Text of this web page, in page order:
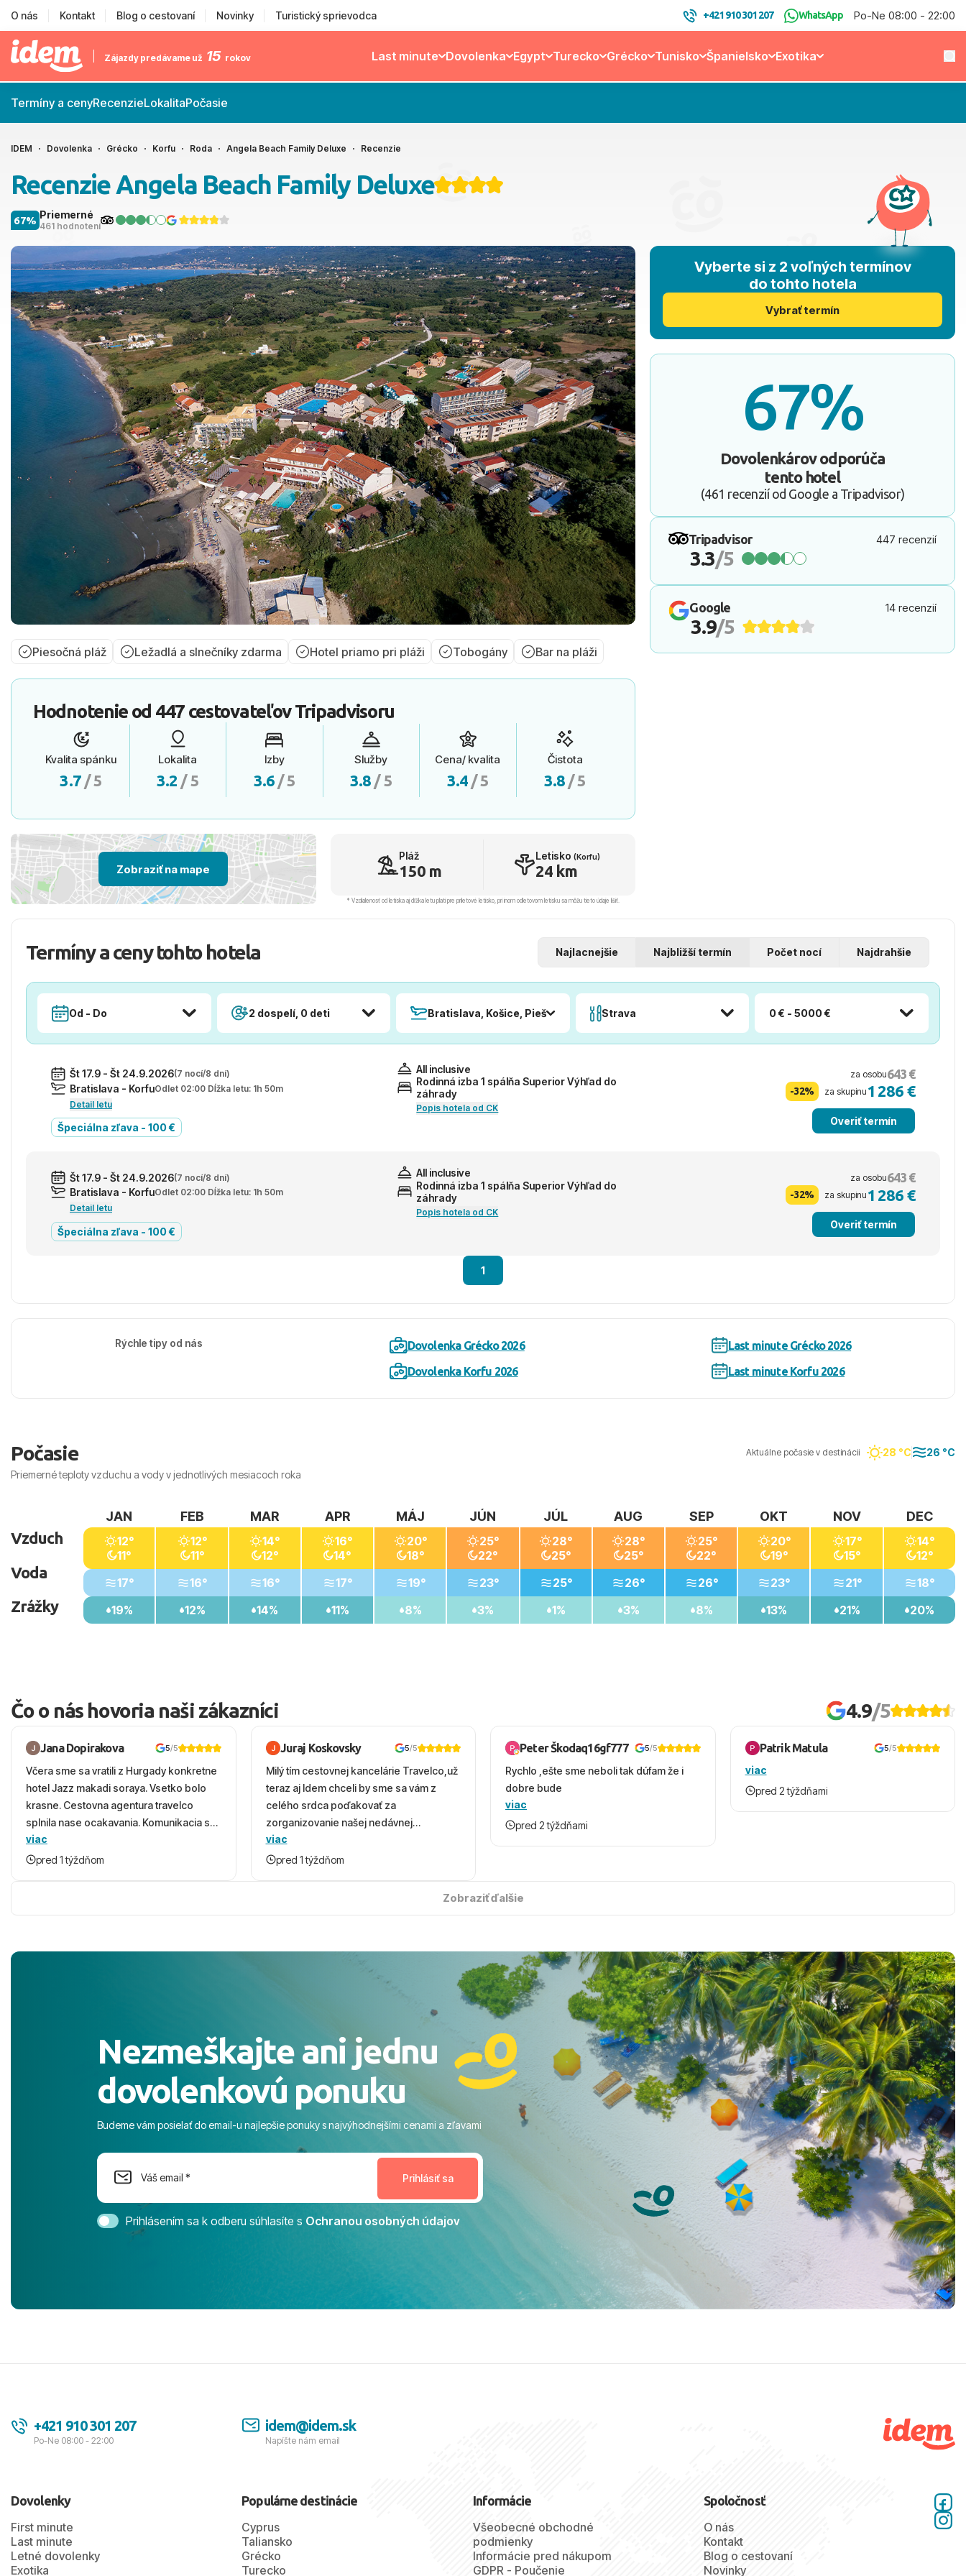
O nás Kontakt Blog o cestovaní Novinky Turistický sprievodca +421 910 301 207 WhatsApp Po-Ne 08:00 - 22:00
Zájazdy predávame už 15 rokov Last minute Dovolenka Egypt Turecko Grécko Tunisko Španielsko Exotika
Termíny a cenyRecenzieLokalitaPočasie
IDEM Dovolenka Grécko Korfu Roda Angela Beach Family Deluxe Recenzie
Recenzie Angela Beach Family Deluxe
Priemerné
461 hodnotení
67%
Piesočná pláž Ležadlá a slnečníky zdarma Hotel priamo pri pláži Tobogány Bar na pláži
Vyberte si z 2 voľných termínov
do tohto hotela
Vybrať termín
67%
Dovolenkárov odporúča
tento hotel
(461 recenzií od Google a Tripadvisor)
Tripadvisor 447 recenzií
3.3/5
Google 14 recenzií
3.9/5
Hodnotenie od 447 cestovateľovTripadvisoru
Kvalita spánku
3.7 / 5
Lokalita
3.2 / 5
Izby
3.6 / 5
Služby
3.8 / 5
Cena/ kvalita
3.4 / 5
Čistota
3.8 / 5
Zobraziť na mape
Pláž
150 m
Letisko (Korfu)
24 km
* Vzdialenosť od letiska aj dľžka letu platí pre príletové letisko, pri inom odletovom letisku sa môžu tieto údaje líšiť.
Termíny a ceny tohto hotela Najlacnejšie Najbližší termín Počet nocí Najdrahšie
Od - Do 2 dospelí, 0 deti Bratislava, Košice, Piešťany, PopradStrava 0 € - 5000 €
Št 17.9 - Št 24.9.2026(7 nocí/8 dní)
Bratislava - KorfuOdlet 02:00 Dĺžka letu: 1h 50m
Detail letu
All inclusive
Rodinná izba 1 spálňa Superior Výhľad do
záhrady
Popis hotela od CK
Špeciálna zľava - 100 €
za osobu643 €
-32% za skupinu 1 286 €
Overiť termín
Št 17.9 - Št 24.9.2026(7 nocí/8 dní)
Bratislava - KorfuOdlet 02:00 Dĺžka letu: 1h 50m
Detail letu
All inclusive
Rodinná izba 1 spálňa Superior Výhľad do
záhrady
Popis hotela od CK
Špeciálna zľava - 100 €
za osobu643 €
-32% za skupinu 1 286 €
Overiť termín
1
Rýchle tipy od nás Dovolenka Grécko 2026
Last minute Grécko 2026
Dovolenka Korfu 2026
Last minute Korfu 2026
Počasie
Priemerné teploty vzduchu a vody v jednotlivých mesiacoch roka
Aktuálne počasie v destinácii 28 °C 26 °C
Vzduch
Voda
Zrážky
JAN
12°
11°
17°
19%
FEB
12°
11°
16°
12%
MAR
14°
12°
16°
14%
APR
16°
14°
17°
11%
MÁJ
20°
18°
19°
8%
JÚN
25°
22°
23°
3%
JÚL
28°
25°
25°
1%
AUG
28°
25°
26°
3%
SEP
25°
22°
26°
8%
OKT
20°
19°
23°
13%
NOV
17°
15°
21°
21%
DEC
14°
12°
18°
20%
Čo o nás hovoria naši zákazníci 4.9/5
Jana Dopirakova 5/5
Včera sme sa vratili z Hurgady konkretne
hotel Jazz makadi soraya. Vsetko bolo
krasne. Cestovna agentura travelco
splnila nase ocakavania. Komunikacia s
panom Michalinom uzasna a napomocna.
Vsetko vysvetlil aj vo vecernych hodinach
viac
pred 1 týždňom
Juraj Koskovsky 5/5
Milý tím cestovnej kancelárie Travelco,už
teraz aj Idem chceli by sme sa vám z
celého srdca poďakovať za
zorganizovanie našej nedávnej
dovolenky v Turecku. Vďaka vám sme
prežili nádherný čas, na ktorý budeme
čierneho! ​Čo nás dostalo najviac: ​Skvelé
ochotní a starostliví ľudia. ​Gastro zážitok:
celého dňa. ​Areál a pláž: Nádherné, čisté
prostredie, veľa zelene a udržiavaná pláž
s pozvoľným vstupom do mora a teple
more. ​Program: Skvelé animácie a
na moment nenudil, no zároveň bol
dostatok priestoru na dokonalý relax. ​
Magic Life Jacaranda môžeme s čistým
svedomím odporučiť každému, kto hľadá
bezstarostnú dovolenku na vysokej
úrovni. Všetko bolo zabezpečené na
tešíme, kam s nami vyrazíte nabudúce!
Ďakujeme za skvelé spomienky. ​S
pozdravom a prianím mnohých ďalších
viac
pred 1 týždňom
Peter Škodaq16gf777 5/5
Rychlo ,ešte sme neboli tak dúfam že i
dobre bude
viac
pred 2 týždňami
Patrik Matula 5/5
viac
pred 2 týždňami
Zobraziť ďalšie
Nezmeškajte ani jednu
dovolenkovú ponuku
Budeme vám posielať do email-u najlepšie ponuky s najvýhodnejšími cenami a zľavami
Prihlásením sa k odberu súhlasíte s Ochranou osobných údajov
+421 910 301 207
Po-Ne 08:00 - 22:00
idem@idem.sk
Napíšte nám email
Dovolenky
First minute
Last minute
Letné dovolenky
Exotika
Populárne destinácie
Cyprus
Taliansko
Grécko
Turecko
Informácie
Všeobecné obchodné
podmienky
Informácie pred nákupom
GDPR - Poučenie
Spoločnosť
O nás
Kontakt
Blog o cestovaní
Novinky